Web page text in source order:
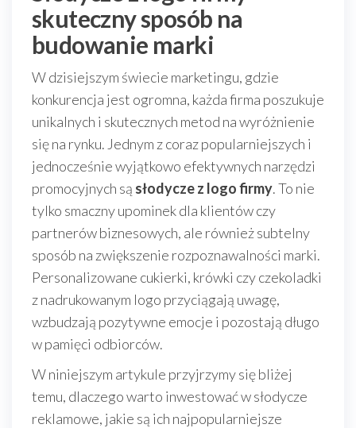
skuteczny sposób na
budowanie marki
W dzisiejszym świecie marketingu, gdzie
konkurencja jest ogromna, każda firma poszukuje
unikalnych i skutecznych metod na wyróżnienie
się na rynku. Jednym z coraz popularniejszych i
jednocześnie wyjątkowo efektywnych narzędzi
promocyjnych są słodycze z logo firmy. To nie
tylko smaczny upominek dla klientów czy
partnerów biznesowych, ale również subtelny
sposób na zwiększenie rozpoznawalności marki.
Personalizowane cukierki, krówki czy czekoladki
z nadrukowanym logo przyciągają uwagę,
wzbudzają pozytywne emocje i pozostają długo
w pamięci odbiorców.
W niniejszym artykule przyjrzymy się bliżej
temu, dlaczego warto inwestować w słodycze
reklamowe, jakie są ich najpopularniejsze